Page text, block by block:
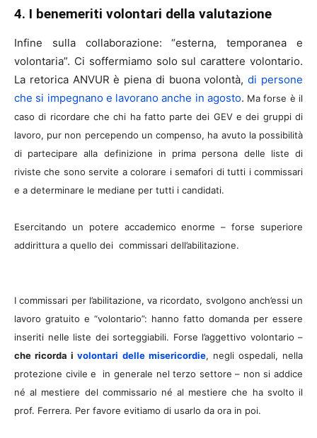
4. I benemeriti volontari della valutazione
Infine sulla collaborazione: “esterna, temporanea e
volontaria”. Ci soffermiamo solo sul carattere volontario.
La retorica ANVUR è piena di buona volontà,di persone
che si impegnano e lavorano anche in agosto. Ma forse è il
caso di ricordare che chi ha fatto parte dei GEV e dei gruppi di
lavoro, pur non percependo un compenso, ha avuto la possibilità
di partecipare alla definizione in prima persona delle liste di
riviste che sono servite a colorare i semafori di tutti i commissari
e a determinare le mediane per tutti i candidati.
Esercitando un potere accademico enorme – forse superiore
addirittura a quello dei commissari dell’abilitazione.
I commissari per l’abilitazione, va ricordato, svolgono anch’essi un
lavoro gratuito e “volontario”: hanno fatto domanda per essere
inseriti nelle liste dei sorteggiabili. Forse l’aggettivo volontario –
che ricorda ivolontari delle misericordie, negli ospedali, nella
protezione civile e in generale nel terzo settore – non si addice
né al mestiere del commissario né al mestiere che ha svolto il
prof. Ferrera. Per favore evitiamo di usarlo da ora in poi.